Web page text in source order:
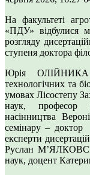
На факультеті
«ПДУ» відбулися
розгляду
ступеня доктора
Юрія ОЛІЙНИКА
технологічних та
умовах Лісостепу
наук, професор
насінництва
семінару –
експерти
Руслан
наук, доцент